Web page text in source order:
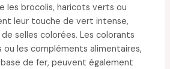
les brocolis, haricots verts ou
leur touche de vert intense,
selles colorées. Les colorants
ou les compléments alimentaires,
de fer, peuvent également